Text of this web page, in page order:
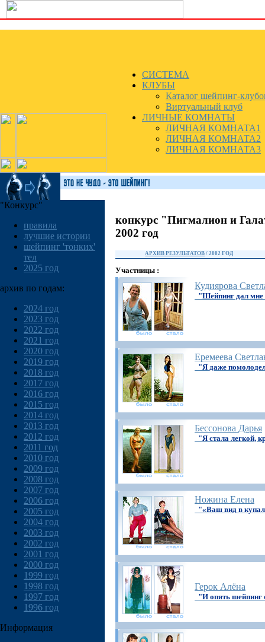
СИСТЕМА
КЛУБЫ
Каталог шейпинг-
Виртуальный клуб
ЛИЧНЫЕ КОМНАТЫ
ЛИЧНАЯ КОМНАТА1
ЛИЧНАЯ КОМНАТА2
ЛИЧНАЯ КОМНАТА3
"Конкурс"
правила
лучшие истории
шейпинг 'тонких'
тел
2025 год
архив по годам:
2024 год
2023 год
2022 год
2021 год
2020 год
2019 год
2018 год
2017 год
2016 год
2015 год
2014 год
2013 год
2012 год
2011 год
2010 год
2009 год
2008 год
2007 год
2006 год
2005 год
2004 год
2003 год
2002 год
2001 год
2000 год
1999 год
1998 год
1997 год
1996 год
Информация
конкурс "Пигмалион и
2002 год
АРХИВ РЕЗУЛЬТАТОВ / 2002 ГОД
Участницы :
Кудиярова
"Шейпинг дал мне
Еремеева
"Я даже
Бессонова Дарья
"Я стала легкой,
Ножина Елена
"«Ваш вид в
Герок Алёна
"И опять шейпинг